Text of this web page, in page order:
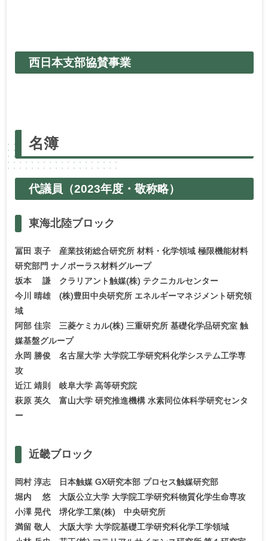
西日本支部協賛事業
名簿
代議員 （2023年度・敬称略）
東海北陸ブロック
冨田 衷子 産業技術総合研究所 材料・化学領域 極限機能材料
研究部門 ナノポーラス材料グループ
坂本 謙 クラリアント触媒(株) テクニカルセンター
今川 晴雄 (株)豊田中央研究所 エネルギーマネジメント研究領
域
阿部 佳宗 三菱ケミカル(株) 三重研究所 基礎化学品研究室 触
媒基盤グループ
永岡 勝俊 名古屋大学 大学院工学研究科化学システム工学専
攻
近江 靖則 岐阜大学 高等研究院
萩原 英久 富山大学 研究推進機構 水素同位体科学研究センタ
ー
近畿ブロック
岡村 淳志 日本触媒 GX研究本部 プロセス触媒研究部
堀内 悠 大阪公立大学 大学院工学研究科物質化学生命専攻
小澤 晃代 堺化学工業(株) 中央研究所
満留 敬人 大阪大学 大学院基礎工学研究科化学工学領域